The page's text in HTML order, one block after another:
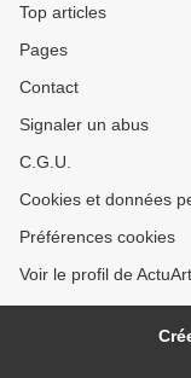
Top articles
Pages
Contact
Signaler un abus
C.G.U.
Cookies et données
Préférences cookies
Voir le profil de